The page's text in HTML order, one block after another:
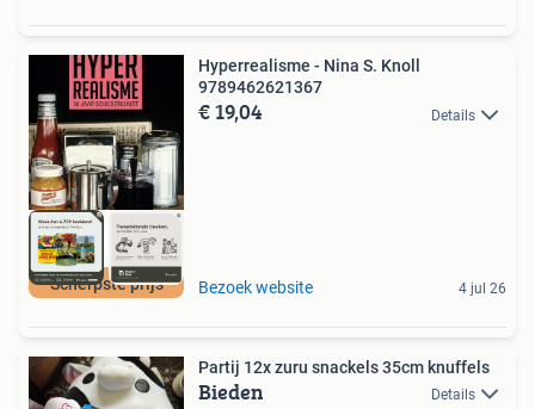
Scherpste prijs
Hyperrealisme - Nina S. Knoll
9789462621367
€ 19,04 Details
Bezoek website 4 jul 26
Partij 12x zuru snackels 35cm knuffels
Bieden Details